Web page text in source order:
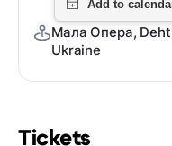
Tickets
Мала Опера,
Ukraine